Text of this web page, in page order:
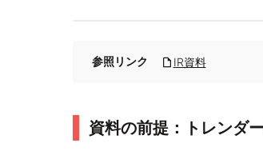
参照リンク IR資料
資料の前提：トレンダ